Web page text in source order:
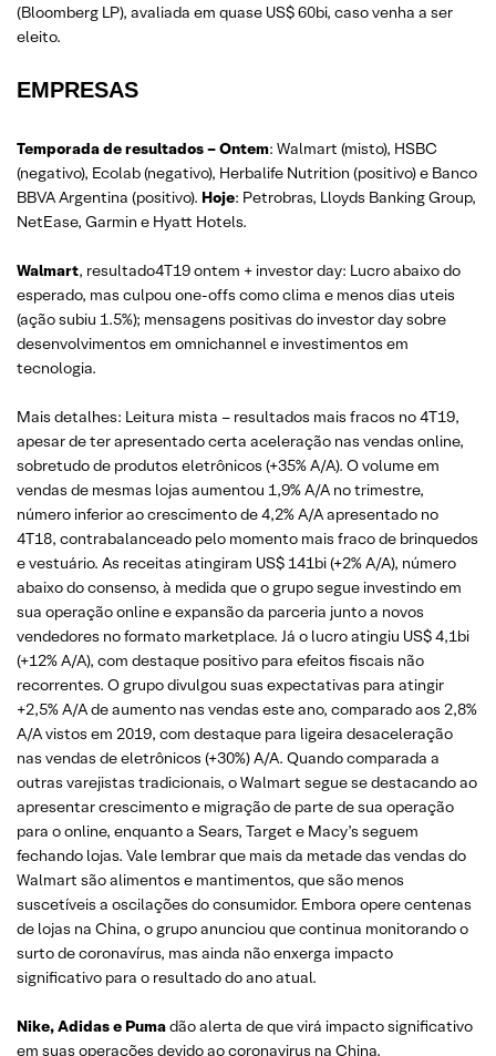
(Bloomberg LP), avaliada em quase US$ 60bi, caso venha a ser
eleito.
EMPRESAS
Temporada de resultados – Ontem: Walmart (misto), HSBC
(negativo), Ecolab (negativo), Herbalife Nutrition (positivo) e Banco
BBVA Argentina (positivo). Hoje: Petrobras, Lloyds Banking Group,
NetEase, Garmin e Hyatt Hotels.
Walmart, resultado4T19 ontem + investor day: Lucro abaixo do
esperado, mas culpou one-offs como clima e menos dias uteis
(ação subiu 1.5%); mensagens positivas do investor day sobre
desenvolvimentos em omnichannel e investimentos em
tecnologia.
Mais detalhes: Leitura mista – resultados mais fracos no 4T19,
apesar de ter apresentado certa aceleração nas vendas online,
sobretudo de produtos eletrônicos (+35% A/A). O volume em
vendas de mesmas lojas aumentou 1,9% A/A no trimestre,
número inferior ao crescimento de 4,2% A/A apresentado no
4T18, contrabalanceado pelo momento mais fraco de brinquedos
e vestuário. As receitas atingiram US$ 141bi (+2% A/A), número
abaixo do consenso, à medida que o grupo segue investindo em
sua operação online e expansão da parceria junto a novos
vendedores no formato marketplace. Já o lucro atingiu US$ 4,1bi
(+12% A/A), com destaque positivo para efeitos fiscais não
recorrentes. O grupo divulgou suas expectativas para atingir
+2,5% A/A de aumento nas vendas este ano, comparado aos 2,8%
A/A vistos em 2019, com destaque para ligeira desaceleração
nas vendas de eletrônicos (+30%) A/A. Quando comparada a
outras varejistas tradicionais, o Walmart segue se destacando ao
apresentar crescimento e migração de parte de sua operação
para o online, enquanto a Sears, Target e Macy’s seguem
fechando lojas. Vale lembrar que mais da metade das vendas do
Walmart são alimentos e mantimentos, que são menos
suscetíveis a oscilações do consumidor. Embora opere centenas
de lojas na China, o grupo anunciou que continua monitorando o
surto de coronavírus, mas ainda não enxerga impacto
significativo para o resultado do ano atual.
Nike, Adidas e Pumadão alerta de que virá impacto significativo
em suas operações devido ao coronavirus na China.